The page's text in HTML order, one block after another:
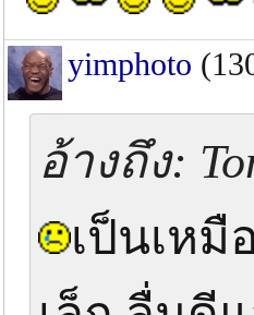
yimphoto
อ้างถึง:
เป็นเห